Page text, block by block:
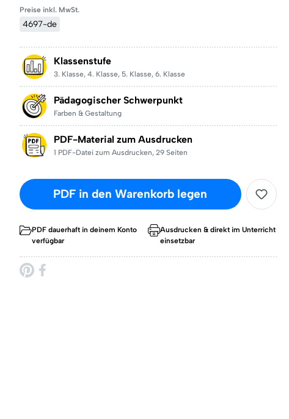
Preise inkl. MwSt.
4697-de
Klassenstufe
3. Klasse, 4. Klasse, 5. Klasse, 6. Klasse
Pädagogischer Schwerpunkt
Farben & Gestaltung
PDF-Material zum Ausdrucken
1 PDF-Datei zum Ausdrucken, 29 Seiten
PDF in den Warenkorb legen
PDF dauerhaft in deinem Konto
verfügbar
Ausdrucken & direkt im Unterricht
einsetzbar